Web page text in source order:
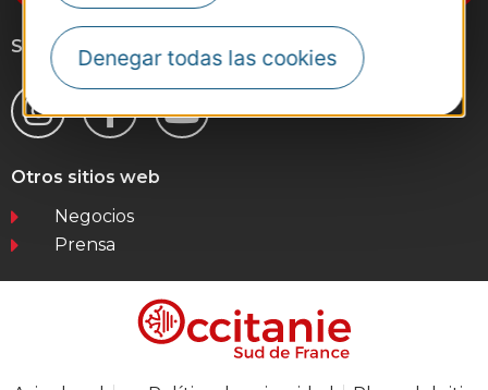
Denegar todas las cookies
Síganos
Otros sitios web
Negocios
Prensa